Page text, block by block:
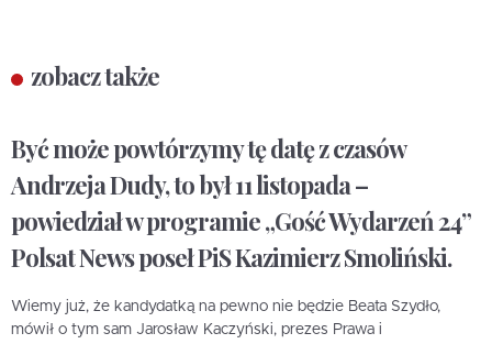
zobacz także
Być może powtórzymy tę datę z czasów
Andrzeja Dudy, to był 11 listopada –
powiedział w programie „Gość Wydarzeń 24”
Polsat News poseł PiS Kazimierz Smoliński.
Wiemy już, że kandydatką na pewno nie będzie Beata Szydło,
mówił o tym sam Jarosław Kaczyński, prezes Prawa i